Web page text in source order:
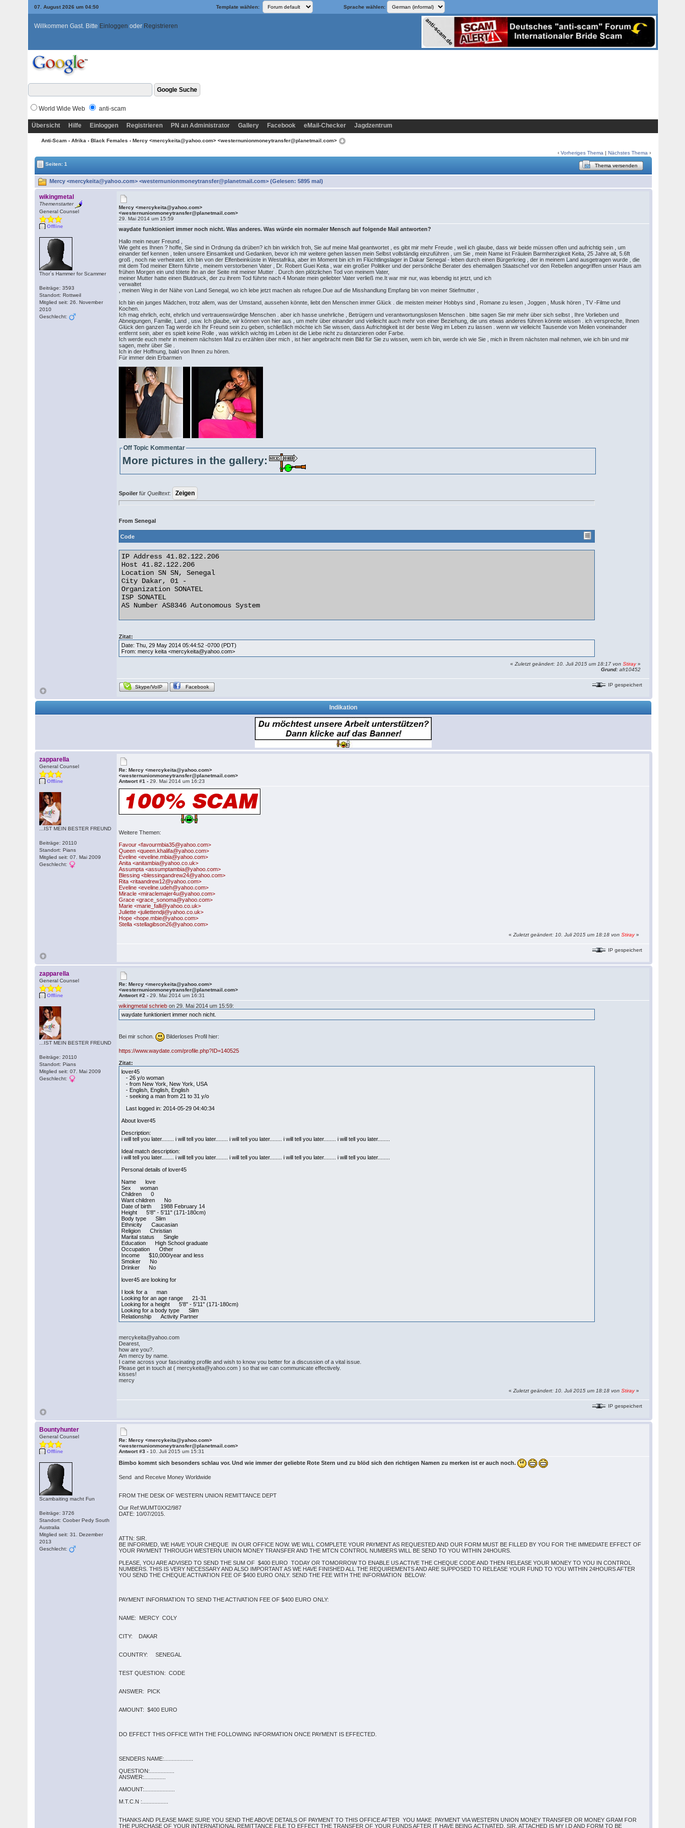
07. August 2026 um 04:50 Template wählen: Sprache wählen:
Willkommen Gast. Bitte Einloggen oder Registrieren
World Wide Web anti-scam
Übersicht Hilfe Einloggen Registrieren PN an Administrator Gallery Facebook eMail-Checker Jagdzentrum
Anti-Scam › Afrika › Black Females › Mercy <mercykeita@yahoo.com> <westernunionmoneytransfer@planetmail.com>
‹Vorheriges Thema |Nächstes Thema ›
Seiten: 1
Thema versenden
Mercy <mercykeita@yahoo.com> <westernunionmoneytransfer@planetmail.com> (Gelesen: 5895 mal)
wikingmetal
Themenstarter
General Counsel
Offline
Thor´s Hammer for Scammer
Beiträge: 3593
Standort: Rottweil
Mitglied seit: 26. November
2010
Geschlecht:
Mercy <mercykeita@yahoo.com>
<westernunionmoneytransfer@planetmail.com>
29. Mai 2014 um 15:59
waydate funktioniert immer noch nicht. Was anderes. Was würde ein normaler Mensch auf folgende Mail antworten?
Hallo mein neuer Freund ,
Wie geht es Ihnen ? hoffe, Sie sind in Ordnung da drüben? ich bin wirklich froh, Sie auf meine Mail geantwortet , es gibt mir mehr Freude , weil ich glaube, dass wir beide müssen offen und aufrichtig sein , um
einander tief kennen , teilen unsere Einsamkeit und Gedanken, bevor ich mir weitere gehen lassen mein Selbst vollständig einzuführen , um Sie , mein Name ist Fräulein Barmherzigkeit Keita, 25 Jahre alt, 5.6ft
groß , noch nie verheiratet. ich bin von der Elfenbeinküste in Westafrika, aber im Moment bin ich im Flüchtlingslager in Dakar Senegal - leben durch einen Bürgerkrieg , der in meinem Land ausgetragen wurde , die
mit dem Tod meiner Eltern führte , meinem verstorbenen Vater , Dr. Robert Guei Keita , war ein großer Politiker und der persönliche Berater des ehemaligen Staatschef vor den Rebellen angegriffen unser Haus am
frühen Morgen ein und tötete ihn an der Seite mit meiner Mutter . Durch den plötzlichen Tod von meinem Vater,
meiner Mutter hatte einen Blutdruck, der zu ihrem Tod führte nach 4 Monate mein geliebter Vater verließ me.It war mir nur, was lebendig ist jetzt, und ich
verwaltet
, meinen Weg in der Nähe von Land Senegal, wo ich lebe jetzt machen als refugee.Due auf die Misshandlung Empfang bin von meiner Stiefmutter ,
Ich bin ein junges Mädchen, trotz allem, was der Umstand, aussehen könnte, liebt den Menschen immer Glück . die meisten meiner Hobbys sind , Romane zu lesen , Joggen , Musik hören , TV -Filme und
Kochen.
Ich mag ehrlich, echt, ehrlich und vertrauenswürdige Menschen . aber ich hasse unehrliche , Betrügern und verantwortungslosen Menschen . bitte sagen Sie mir mehr über sich selbst , Ihre Vorlieben und
Abneigungen, Familie, Land , usw. Ich glaube, wir können von hier aus , um mehr über einander und vielleicht auch mehr von einer Beziehung, die uns etwas anderes führen könnte wissen . ich verspreche, Ihnen
Glück den ganzen Tag werde ich Ihr Freund sein zu geben, schließlich möchte ich Sie wissen, dass Aufrichtigkeit ist der beste Weg im Leben zu lassen . wenn wir vielleicht Tausende von Meilen voneinander
entfernt sein, aber es spielt keine Rolle , was wirklich wichtig im Leben ist die Liebe nicht zu distanzieren oder Farbe.
Ich werde euch mehr in meinem nächsten Mail zu erzählen über mich , ist hier angebracht mein Bild für Sie zu wissen, wem ich bin, werde ich wie Sie , mich in Ihrem nächsten mail nehmen, wie ich bin und mir
sagen, mehr über Sie .
Ich in der Hoffnung, bald von Ihnen zu hören.
Für immer dein Erbarmen
Off Topic Kommentar
More pictures in the gallery:
Spoiler fürQuelltext:
From Senegal
Code
IP Address 41.82.122.206
Host 41.82.122.206
Location SN SN, Senegal
City Dakar, 01 -
Organization SONATEL
ISP SONATEL
AS Number AS8346 Autonomous System
Zitat:
Date: Thu, 29 May 2014 05:44:52 -0700 (PDT)
From: mercy keita <mercykeita@yahoo.com>
«Zuletzt geändert: 10. Juli 2015 um 18:17 vonStiray»
Grund: afr10452
Skype/VoIP Facebook IP gespeichert
Indikation
zapparella
General Counsel
Offline
...IST MEIN BESTER FREUND
Beiträge: 20110
Standort: Pians
Mitglied seit: 07. Mai 2009
Geschlecht:
Re: Mercy <mercykeita@yahoo.com>
<westernunionmoneytransfer@planetmail.com>
Antwort #1 -29. Mai 2014 um 16:23
Weitere Themen:
Favour <favourmbia35@yahoo.com>
Queen <queen.khalifa@yahoo.com>
Eveline <eveline.mbia@yahoo.com>
Anita <anitambia@yahoo.co.uk>
Assumpta <assumptambia@yahoo.com>
Blessing <blessingandrew24@yahoo.com>
Rita <ritaandrew12@yahoo.com>
Eveline <eveline.udeh@yahoo.com>
Miracle <miraclemajer4u@yahoo.com>
Grace <grace_sonoma@yahoo.com>
Marie <marie_falli@yahoo.co.uk>
Juliette <juliettendji@yahoo.co.uk>
Hope <hope.mbie@yahoo.com>
Stella <stellagibson26@yahoo.com>
«Zuletzt geändert: 10. Juli 2015 um 18:18 vonStiray»
IP gespeichert
zapparella
General Counsel
Offline
...IST MEIN BESTER FREUND
Beiträge: 20110
Standort: Pians
Mitglied seit: 07. Mai 2009
Geschlecht:
Re: Mercy <mercykeita@yahoo.com>
<westernunionmoneytransfer@planetmail.com>
Antwort #2 -29. Mai 2014 um 16:31
wikingmetal schrieb on 29. Mai 2014 um 15:59:
waydate funktioniert immer noch nicht.
Bei mir schon. Bilderloses Profil hier:
https://www.waydate.com/profile.php?ID=140525
Zitat:
lover45
- 26 y/o woman
- from New York, New York, USA
- English, English, English
- seeking a man from 21 to 31 y/o
Last logged in: 2014-05-29 04:40:34
About lover45
Description:
i will tell you later........ i will tell you later........ i will tell you later........ i will tell you later........ i will tell you later........
Ideal match description:
i will tell you later........ i will tell you later........ i will tell you later........ i will tell you later........ i will tell you later........
Personal details of lover45
Name love
Sex woman
Children 0
Want children No
Date of birth 1988 February 14
Height 5'8" - 5'11" (171-180cm)
Body type Slim
Ethnicity Caucasian
Religion Christian
Marital status Single
Education High School graduate
Occupation Other
Income $10,000/year and less
Smoker No
Drinker No
lover45 are looking for
I look for a man
Looking for an age range 21-31
Looking for a height 5'8" - 5'11" (171-180cm)
Looking for a body type Slim
Relationship Activity Partner
mercykeita@yahoo.com
Dearest,
how are you?.
Am mercy by name.
I came across your fascinating profile and wish to know you better for a discussion of a vital issue.
Please get in touch at ( mercykeita@yahoo.com ) so that we can communicate effectively.
kisses!
mercy
«Zuletzt geändert: 10. Juli 2015 um 18:18 vonStiray»
IP gespeichert
Bountyhunter
General Counsel
Offline
Scambaiting macht Fun
Beiträge: 3726
Standort: Coober Pedy South
Australia
Mitglied seit: 31. Dezember
2013
Geschlecht:
Re: Mercy <mercykeita@yahoo.com>
<westernunionmoneytransfer@planetmail.com>
Antwort #3 - 10. Juli 2015 um 15:31
Bimbo kommt sich besonders schlau vor. Und wie immer der geliebte Rote Stern und zu blöd sich den richtigen Namen zu merken ist er auch noch.
Send and Receive Money Worldwide
FROM THE DESK OF WESTERN UNION REMITTANCE DEPT
Our Ref:WUMT0XX2/987
DATE: 10/07/2015.
ATTN: SIR.
BE INFORMED, WE HAVE YOUR CHEQUE IN OUR OFFICE NOW. WE WILL COMPLETE YOUR PAYMENT AS REQUESTED AND OUR FORM MUST BE FILLED BY YOU FOR THE IMMEDIATE EFFECT OF
YOUR PAYMENT THROUGH WESTERN UNION MONEY TRANSFER AND THE MTCN CONTROL NUMBERS WILL BE SEND TO YOU WITHIN 24HOURS.
PLEASE, YOU ARE ADVISED TO SEND THE SUM OF $400 EURO TODAY OR TOMORROW TO ENABLE US ACTIVE THE CHEQUE CODE AND THEN RELEASE YOUR MONEY TO YOU IN CONTROL
NUMBERS. THIS IS VERY NECESSARY AND ALSO IMPORTANT AS WE HAVE FINISHED ALL THE REQUIREMENTS AND ARE SUPPOSED TO RELEASE YOUR FUND TO YOU WITHIN 24HOURS AFTER
YOU SEND THE CHEQUE ACTIVATION FEE OF $400 EURO ONLY. SEND THE FEE WITH THE INFORMATION BELOW:
PAYMENT INFORMATION TO SEND THE ACTIVATION FEE OF $400 EURO ONLY:
NAME: MERCY COLY
CITY: DAKAR
COUNTRY: SENEGAL
TEST QUESTION: CODE
ANSWER: PICK
AMOUNT: $400 EURO
DO EFFECT THIS OFFICE WITH THE FOLLOWING INFORMATION ONCE PAYMENT IS EFFECTED.
SENDERS NAME:...................
QUESTION:................
ANSWER:..............
AMOUNT:....................
M.T.C.N :.................
THANKS AND PLEASE MAKE SURE YOU SEND THE ABOVE DETAILS OF PAYMENT TO THIS OFFICE AFTER YOU MAKE PAYMENT VIA WESTERN UNION MONEY TRANSFER OR MONEY GRAM FOR
THE PURCHASE OF YOUR INTERNATIONAL REMITTANCE FILE TO EFFECT THE TRANSFER OF YOUR FUNDS AFTER IT HAVE BEING ACTIVATED. SIR, ATTACHED IS MY I.D AND FORM TO BE